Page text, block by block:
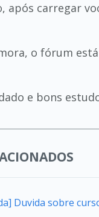
após carregar
o fórum
e bons
Duvida sobre